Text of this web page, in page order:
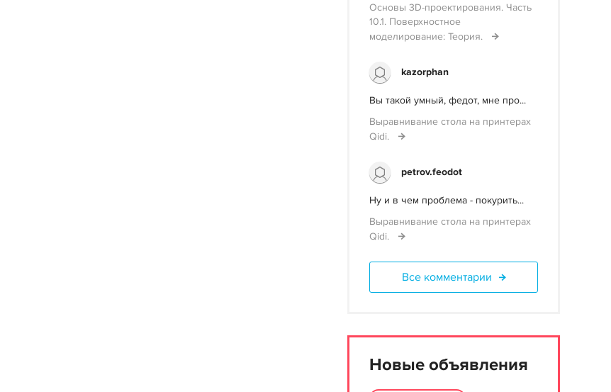
Основы 3D-проектирования. Часть
10.1. Поверхностное
моделирование: Теория.
kazorphan
Вы такой умный, федот, мне про...
Выравнивание стола на принтерах
Qidi.
petrov.feodot
Ну и в чем проблема - покурить...
Выравнивание стола на принтерах
Qidi.
Все комментарии
Новые объявления